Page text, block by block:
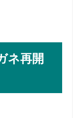
ネ再開
膜強度低下を
持のコツ
説
選びと費用